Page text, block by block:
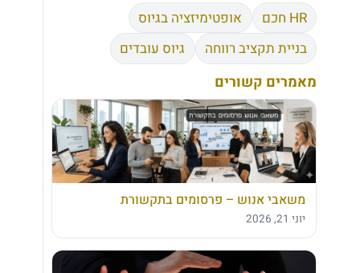
HR חכם
אופטימיזציה בגיוס
בניית תקציב רווחה
גיוס עובדים
מאמרים קשורים
משאבי אנוש – פרסומים בתקשורת
יוני 21, 2026